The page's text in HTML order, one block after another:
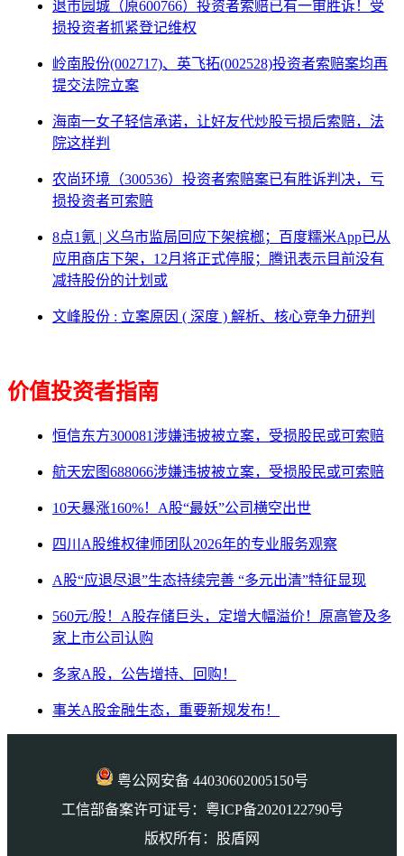
退市园城（原600766）投资者索赔已有一审胜诉！受
损投资者抓紧登记维权
岭南股份(002717)、英飞拓(002528)投资者索赔案均再
提交法院立案
海南一女子轻信承诺，让好友代炒股亏损后索赔，法
院这样判
农尚环境（300536）投资者索赔案已有胜诉判决，亏
损投资者可索赔
8点1氪 | 义乌市监局回应下架槟榔；百度糯米App已从
应用商店下架，12月将正式停服；腾讯表示目前没有
减持股份的计划或
文峰股份 : 立案原因 ( 深度 ) 解析、核心竞争力研判
价值投资者指南
恒信东方300081涉嫌违披被立案，受损股民或可索赔
航天宏图688066涉嫌违披被立案，受损股民或可索赔
10天暴涨160%！A股“最妖”公司横空出世
四川A股维权律师团队2026年的专业服务观察
A股“应退尽退”生态持续完善 “多元出清”特征显现
560元/股！A股存储巨头，定增大幅溢价！原高管及多
家上市公司认购
多家A股，公告增持、回购！
事关A股金融生态，重要新规发布！
粤公网安备 44030602005150号
工信部备案许可证号：粤ICP备2020122790号
版权所有：股盾网